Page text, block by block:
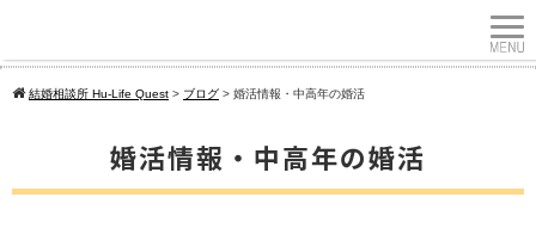
結婚相談所 Hu-Life Quest > ブログ > 婚活情報・中高年の婚活
婚活情報・中高年の婚活